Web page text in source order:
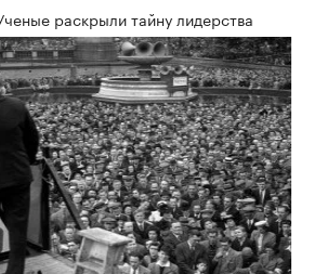
раскрыли тайну лидерства